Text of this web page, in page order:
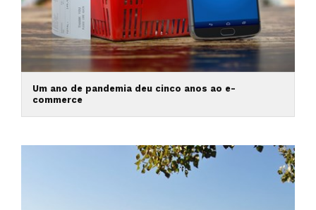
Um ano de pandemia deu cinco anos ao e-
commerce